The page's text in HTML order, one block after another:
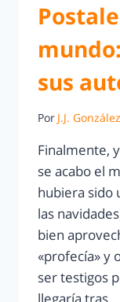
sus
Por J.J.
Finalmente,
se acabo el
hubiera sido
las
bien
«profecía» y
ser testigos